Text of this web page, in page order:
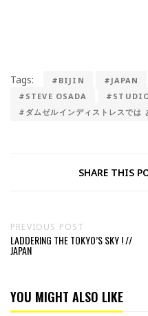
Tags: #BIJIN #JAPAN
#STEVE OSADA
#ダムゼルインディストレスでは
SHARE THIS
PREVIOUS POST
LADDERING THE TOKYO’S SKY ! //
JAPAN
YOU MIGHT ALSO LIKE